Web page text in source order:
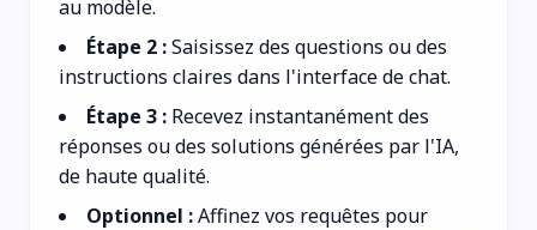
au modèle.
Étape 2 :Saisissez des questions ou des
instructions claires dans l'interface de chat.
Étape 3 : Recevez instantanément des
réponses ou des solutions générées par l'IA,
de haute qualité.
Optionnel :Affinez vos requêtes pour